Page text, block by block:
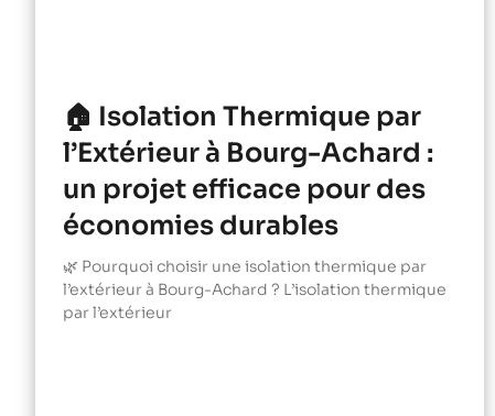
🏠 Isolation Thermique par
l’Extérieur à Bourg-Achard :
un projet efficace pour des
économies durables
🌿 Pourquoi choisir une isolation thermique par
l’extérieur à Bourg-Achard ? L’isolation thermique
par l’extérieur